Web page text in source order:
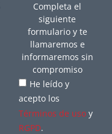
Completa el
siguiente
formulario y te
llamaremos e
informaremos sin
compromiso
He leído y
acepto los
Términos de uso y
RGPD.